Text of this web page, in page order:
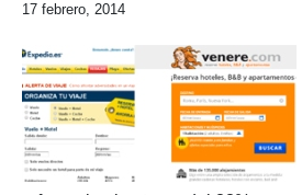
17 febrero, 2014